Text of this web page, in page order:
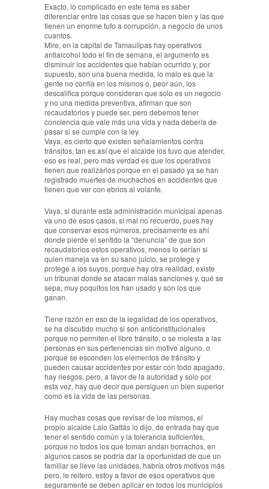
Exacto, lo complicado en este tema es saber
diferenciar entre las cosas que se hacen bien y las que
tienen un enorme tufo a corrupción, a negocio de unos
cuantos.
Mire, en la capital de Tamaulipas hay operativos
antialcohol todo el fin de semana, el argumento es
disminuir los accidentes que habían ocurrido y, por
supuesto, son una buena medida, lo malo es que la
gente no confía en los mismos o, peor aún, los
descalifica porque consideran que solo es un negocio
y no una medida preventiva, afirman que son
recaudatorios y puede ser, pero debemos tener
conciencia que vale más una vida y nada debería de
pasar si se cumple con la ley.
Vaya, es cierto que existen señalamientos contra
tránsitos, tan es así que el alcalde los tuvo que atender,
eso es real, pero más verdad es que los operativos
tienen que realizarlos porque en el pasado ya se han
registrado muertes de muchachos en accidentes que
tienen que ver con ebrios al volante.
Vaya, si durante esta administración municipal apenas
va uno de esos casos, si mal no recuerdo, pues hay
que conservar esos números, precisamente es ahí
donde pierde el sentido la “denuncia” de que son
recaudatorios estos operativos, menos lo serían si
quien maneja va en su sano juicio, se protege y
protege a los suyos, porque hay otra realidad, existe
un tribunal donde se atacan malas sanciones y, qué se
sepa, muy poquitos los han usado y son los que
ganan.
Tiene razón en eso de la legalidad de los operativos,
se ha discutido mucho si son anticonstitucionales
porque no permiten el libre tránsito, o se molesta a las
personas en sus pertenencias sin motivo alguno, o
porque se esconden los elementos de tránsito y
pueden causar accidentes por estar con todo apagado,
hay riesgos, pero, a favor de la autoridad y solo por
esta vez, hay que decir que persiguen un bien superior
como es la vida de las personas.
Hay muchas cosas que revisar de los mismos, el
propio alcalde Lalo Gattás lo dijo, de entrada hay que
tener el sentido común y la tolerancia suficientes,
porque no todos los que toman andan borrachos, en
algunos casos se podría dar la oportunidad de que un
familiar se lleve las unidades, habría otros motivos más
pero, le reitero, estoy a favor de esos operativos que
seguramente se deben aplicar en todos los municipios